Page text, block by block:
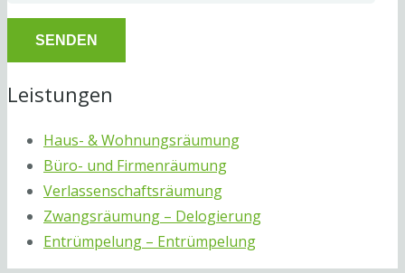
Leistungen
Haus- & Wohnungsräumung
Büro- und Firmenräumung
Verlassenschaftsräumung
Zwangsräumung – Delogierung
Entrümpelung – Entrümpelung